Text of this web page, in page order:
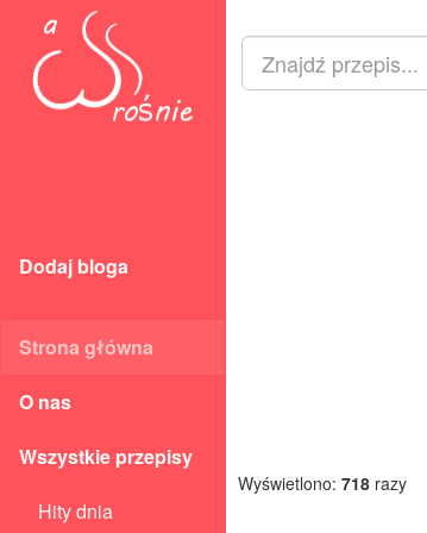
Dodaj bloga
Strona główna
O nas
Wszystkie przepisy
Hity dnia
Wyświetlono: 718 razy